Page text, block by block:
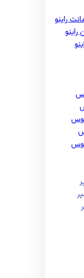
راینو